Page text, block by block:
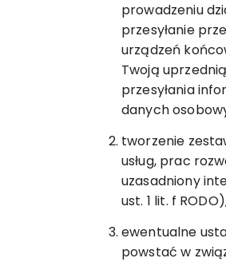
prowadzeniu
przesyłanie
urządzeń
Twoją
przesyłania
danych
tworzenie
usług, prac
uzasadniony
ust. 1 lit. f
ewentualne
powstać w